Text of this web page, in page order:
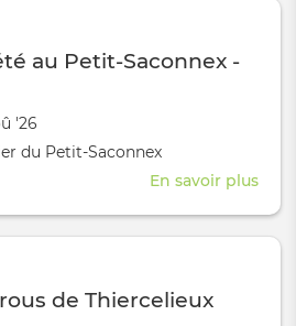
parc
au Petit-Saconnex -
'26
lieu au / à
du Petit-Saconnex
En savoir plus
de Thiercelieux